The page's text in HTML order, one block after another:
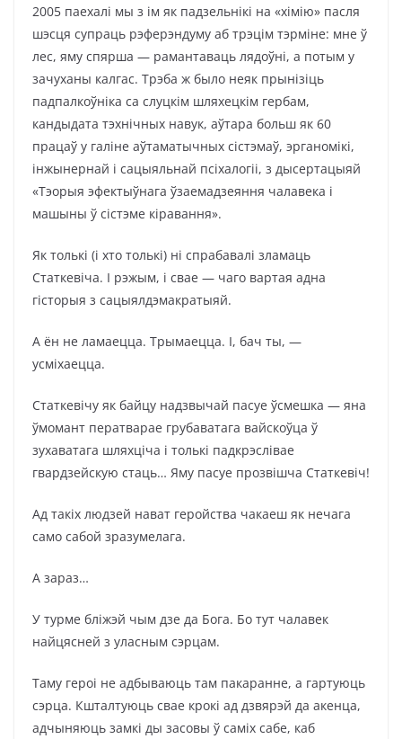
2005 паехалі мы з ім як падзельнікі на «хімію» пасля
шэсця супраць рэферэндуму аб трэцім тэрміне: мне ў
лес, яму спярша — рамантаваць лядоўні, а потым у
зачуханы калгас. Трэба ж было неяк прынізіць
падпалкоўніка са слуцкім шляхецкім гербам,
кандыдата тэхнічных навук, аўтара больш як 60
працаў у галіне аўтаматычных сістэмаў, эрганомікі,
інжынернай і сацыяльнай псіхалогіі, з дысертацыяй
«Тэорыя эфектыўнага ўзаемадзеяння чалавека і
машыны ў сістэме кіравання».
Як толькі (і хто толькі) ні спрабавалі зламаць
Статкевіча. І рэжым, і свае — чаго вартая адна
гісторыя з сацыял­дэмакратыяй.
А ён не ламаецца. Трымаецца. І, бач ты, —
усміхаецца.
Статкевічу як байцу надзвычай пасуе ўсмешка — яна
ўмомант ператварае грубаватага вайскоўца ў
зухаватага шляхціча і толькі падкрэслівае
гвардзейскую стаць… Яму пасуе прозвішча Статкевіч!
Ад такіх людзей нават геройства чакаеш як нечага
само сабой зразумелага.
А зараз…
У турме бліжэй чым дзе да Бога. Бо тут чалавек
найцясней з уласным сэрцам.
Таму героі не адбываюць там пакаранне, а гартуюць
сэрца. Кшталтуюць свае крокі ад дзвярэй да акенца,
адчыняюць замкі ды засовы ў саміх сабе, каб